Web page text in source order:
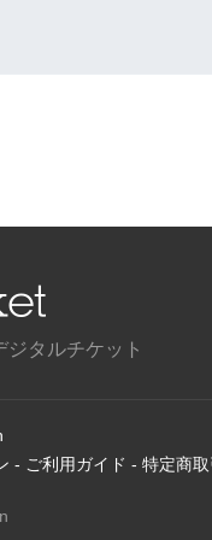
タルチケット
- ご利用ガイド - 特定商